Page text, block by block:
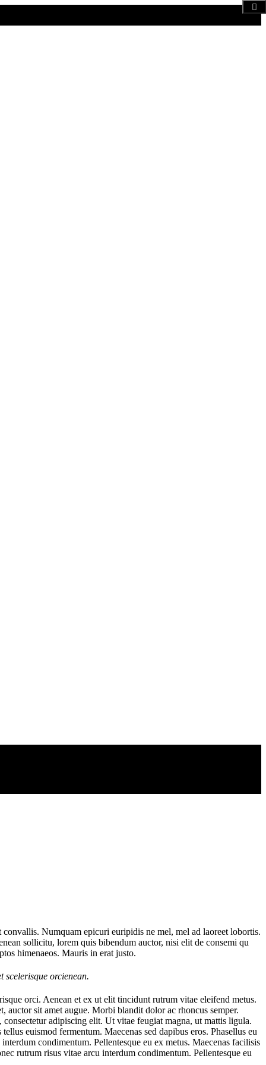
Numquam epicuri euripidis ne mel, mel ad laoreet lobortis.
sollicitu, lorem quis bibendum auctor, nisi elit de consemi qu
himenaeos. Mauris in erat justo.
scelerisque orcienean.
orci. Aenean et ex ut elit tincidunt rutrum vitae eleifend metus.
sit amet augue. Morbi blandit dolor ac rhoncus semper.
adipiscing elit. Ut vitae feugiat magna, ut mattis ligula.
euismod fermentum. Maecenas sed dapibus eros. Phasellus eu
condimentum. Pellentesque eu ex metus. Maecenas facilisis
rutrum risus vitae arcu interdum condimentum. Pellentesque eu